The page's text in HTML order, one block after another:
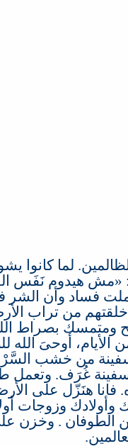
. لما كانوا
: «مش هيدوم نَفَس
فساد وأن
خلقتهم من تراب
ومتمسك بصراط
أوحىَ الله
من خشب السَّرْو،
غُرَف. وتعمل
. فانا هنَزّل على
وأولادك وزوجات
الطوفان . وخزن
.